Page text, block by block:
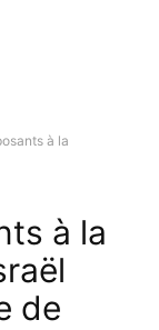
à la
à la
de